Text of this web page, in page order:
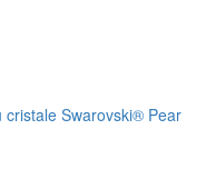
Swarovski® Pear